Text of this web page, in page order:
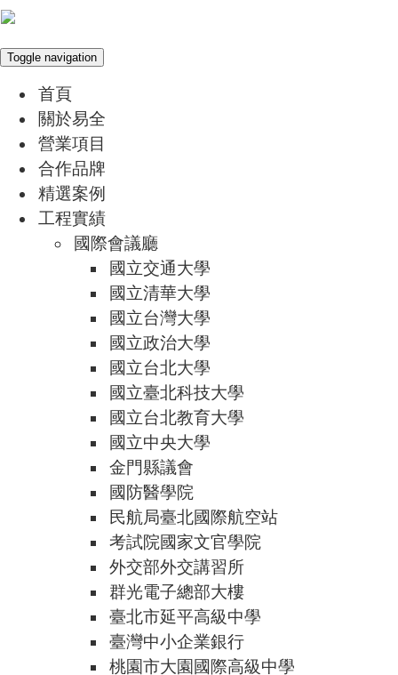
Toggle navigation
首頁
關於易全
營業項目
合作品牌
精選案例
工程實績
國際會議廳
國立交通大學
國立清華大學
國立台灣大學
國立政治大學
國立台北大學
國立臺北科技大學
國立台北教育大學
國立中央大學
金門縣議會
國防醫學院
民航局臺北國際航空站
考試院國家文官學院
外交部外交講習所
群光電子總部大樓
臺北市延平高級中學
臺灣中小企業銀行
桃園市大園國際高級中學